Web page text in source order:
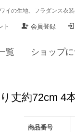
イの生地、フラダンス衣
ト 会員登録
覧 ショップ
丈約72cm 4
商品番号